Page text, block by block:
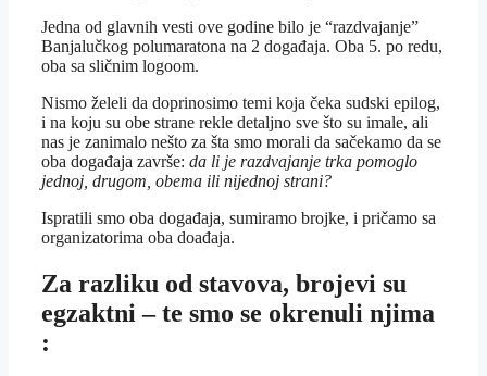
Jedna od glavnih vesti ove godine bilo je “razdvajanje”
Banjalučkog polumaratona na 2 događaja. Oba 5. po redu,
oba sa sličnim logoom.
Nismo želeli da doprinosimo temi koja čeka sudski epilog,
i na koju su obe strane rekle detaljno sve što su imale, ali
nas je zanimalo nešto za šta smo morali da sačekamo da se
oba događaja završe: da li je razdvajanje trka pomoglo
jednoj, drugom, obema ili nijednoj strani?
Ispratili smo oba događaja, sumiramo brojke, i pričamo sa
organizatorima oba doađaja.
Za razliku od stavova, brojevi su
egzaktni – te smo se okrenuli njima
: